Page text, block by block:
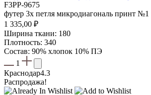
F3PP-9675
футер 3х петля микродиагональ принт
1 335,00 ₽
Ширина ткани: 180
Плотность: 340
Состав: 90% хлопок 10% ПЭ
1
Краснодар4.3
Распродажа!